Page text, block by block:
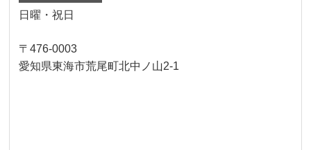
日曜・祝日
〒476-0003
愛知県東海市荒尾町北中ノ山2-1